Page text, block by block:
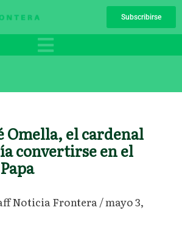
Subscribirse
Omella, el cardenal
convertirse en el
Noticia Frontera/mayo 3,